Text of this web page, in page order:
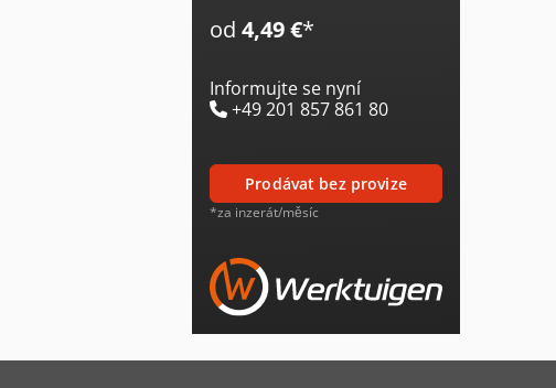
od 4,49 €*
Informujte se nyní
+49 201 857 861 80
prodávat bez provize
*za inzerát/měsíc